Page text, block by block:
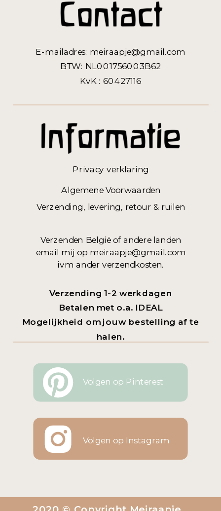
E-mailadres: meiraapje@gmail.com
BTW: NL001756003B62
KvK : 60427116
Privacy verklaring
Algemene Voorwaarden
Volgen op Instagram
Verzending, levering, retour & ruilen
Volgen op Pinterest
Verzending 1-2 werkdagen
Betalen met o.a. IDEAL
Mogelijkheid om jouw bestelling af te
halen.
Verzenden België of andere landen
email mij op meiraapje@gmail.com
ivm ander verzendkosten.